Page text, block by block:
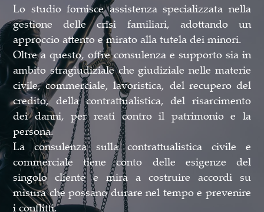
Lo studio fornisce assistenza specializzata nella
gestione delle crisi familiari, adottando un
approccio attento e mirato alla tutela dei minori.
Oltre a questo, offre consulenza e supporto sia in
ambito stragiudiziale che giudiziale nelle materie
civile, commerciale, lavoristica, del recupero del
credito, della contrattualistica, del risarcimento
dei danni, per reati contro il patrimonio e la
persona.
La consulenza sulla contrattualistica civile e
commerciale tiene conto delle esigenze del
singolo cliente e mira a costruire accordi su
misura che possano durare nel tempo e prevenire
i conflitti.